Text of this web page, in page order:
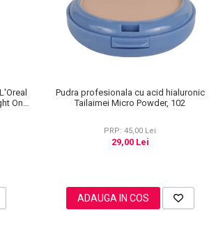
On
Pudra profesionala cu acid hialuronic
Tailaimei Micro Powder, 102
PRP: 45,00 Lei
29,00 Lei
ADAUGA IN COS